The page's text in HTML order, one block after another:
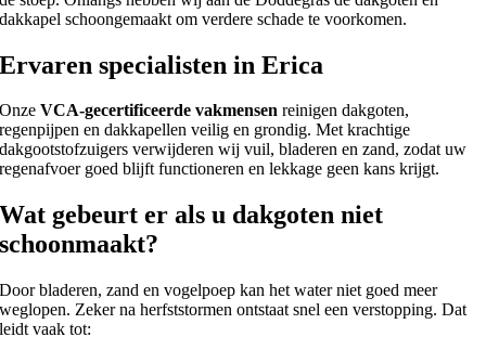
dakkapel schoongemaakt om verdere schade te voorkomen.
Ervaren specialisten in Erica
OnzeVCA-gecertificeerde vakmensen reinigen dakgoten,
regenpijpen en dakkapellen veilig en grondig. Met krachtige
dakgootstofzuigers verwijderen wij vuil, bladeren en zand, zodat uw
regenafvoer goed blijft functioneren en lekkage geen kans krijgt.
Wat gebeurt er als u dakgoten niet
schoonmaakt?
Door bladeren, zand en vogelpoep kan het water niet goed meer
weglopen. Zeker na herfststormen ontstaat snel een verstopping. Dat
leidt vaak tot: